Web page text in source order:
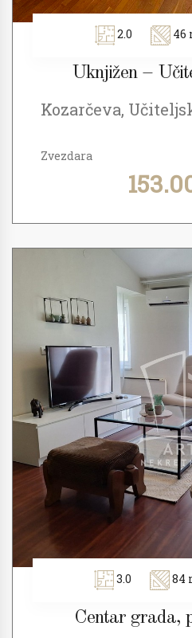
2.0 46
Uknjižen –
Kozarčeva,
Zvezdara
3.0 84
Centar grada,